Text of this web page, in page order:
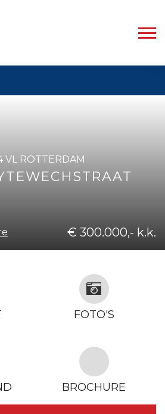
VL ROTTERDAM
€ 300.000,- k.k.
FOTO'S
BROCHURE